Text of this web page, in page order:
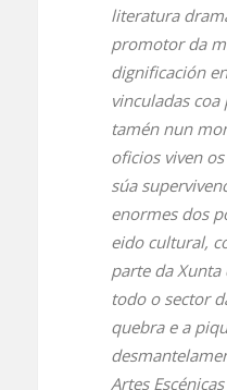
literatura
promotor da
dignificación
vinculadas
tamén nun
oficios viven
súa
enormes dos
eido cultural,
parte da Xunta
todo o sector
quebra e a
Artes